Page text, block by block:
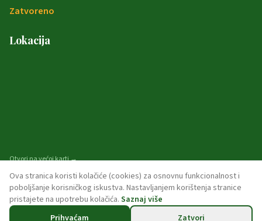
Zatvoreno
Lokacija
Otvori na većoj karti →
© 2026 opcina-garcin. Sva prava pridržana.
Ova stranica koristi kolačiće (cookies) za osnovnu funkcionalnost i
poboljšanje korisničkog iskustva. Nastavljanjem korištenja stranice
pristajete na upotrebu kolačića. Saznaj više
Prihvaćam
Zatvori